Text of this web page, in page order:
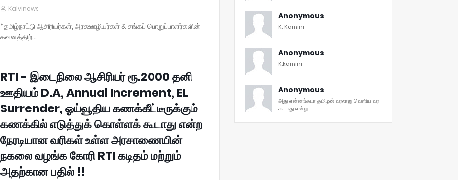
Kalvinews
*தமிழ்நாட்டு ஆசிரியர்கள், அரசுஊழியர்கள் & சங்கப் பொறுப்பாளர்களின்
கவனத்திற்…
RTI - இடைநிலை ஆசிரியர் ரூ.2000 தனி
ஊதியம் D.A, Annual Increment, EL
Surrender, ஓய்வூதிய கணக்கீட்டீருக்கும்
கணக்கில் எடுத்துக் கொள்ளக் கூடாது என்ற
நேரடியான வரிகள் உள்ள அரசாணையின்
நகலை வழங்க கோரி RTI கடிதம் மற்றும்
அதற்கான பதில் !!
Anonymous
K. Kamini
Anonymous
K.kamini
Anonymous
அது என்னங்கடா தமிழன் வரலாறு வெளிய வர
கூடாது என்று ...